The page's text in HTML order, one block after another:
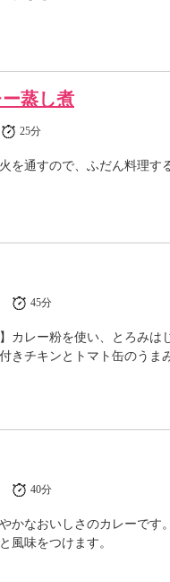
蒸し煮
25分
を通すので、ふだん料理す
45分
カレー粉を使い、とろみは
きチキンとトマト缶のうま
40分
かなおいしさのカレーです
風味をつけます。